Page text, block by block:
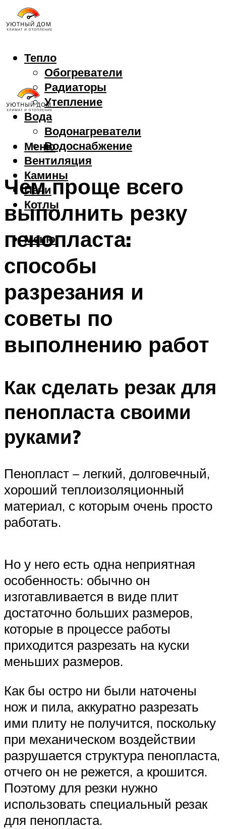
Тепло
Обогреватели
Радиаторы
Утепление
Вода
Водонагреватели
Водоснабжение
Вентиляция
Камины
Печи
Котлы
Меню
Меню
Чем проще всего
выполнить резку
пенопласта:
способы
разрезания и
советы по
выполнению работ
Как сделать резак для
пенопласта своими
руками?
Пенопласт – легкий, долговечный,
хороший теплоизоляционный
материал, с которым очень просто
работать.
Но у него есть одна неприятная
особенность: обычно он
изготавливается в виде плит
достаточно больших размеров,
которые в процессе работы
приходится разрезать на куски
меньших размеров.
Как бы остро ни были наточены
нож и пила, аккуратно разрезать
ими плиту не получится, поскольку
при механическом воздействии
разрушается структура пенопласта,
отчего он не режется, а крошится.
Поэтому для резки нужно
использовать специальный резак
для пенопласта.